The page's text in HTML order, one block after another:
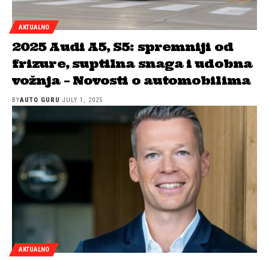
AKTUALNO
2025 Audi A5, S5: spremniji od
frizure, suptilna snaga i udobna
vožnja – Novosti o automobilima
BYAUTO GURU JULY 1, 2025
AKTUALNO